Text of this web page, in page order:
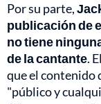
Por su parte,
publicación de
no tiene
de la cantante.
que el contenido
"público y